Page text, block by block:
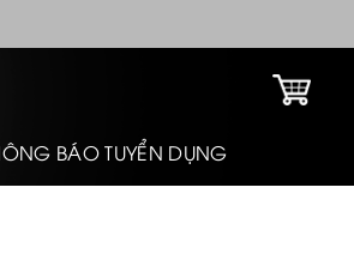
BÁO TUYỂN DỤNG